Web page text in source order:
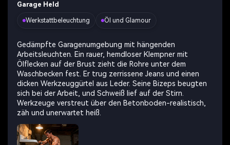
Garage Held
Werkstattbeleuchtung Öl und Glamour
Gedämpfte Garagenumgebung mit hängenden
Arbeitsleuchten. Ein rauer, hemdloser Klempner mit
Ölflecken auf der Brust zieht die Rohre unter dem
Waschbecken fest. Er trug zerrissene Jeans und einen
dicken Werkzeuggürtel aus Leder. Seine Bizeps beugten
sich bei der Arbeit, und Schweiß lief auf der Stirn.
Werkzeuge verstreut über den Betonboden-realistisch,
zäh und unerwartet heiß.